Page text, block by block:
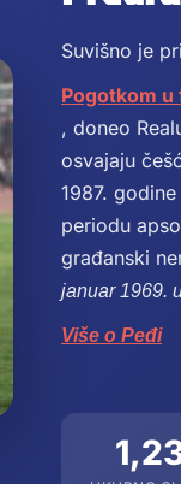
Suvišno je
Pogotkom u
, doneo
osvajaju
1987.
periodu
građanski
januar 1969.
Više o Peđi